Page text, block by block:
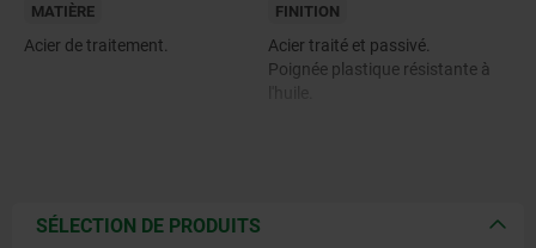
MATIÈRE
Acier de traitement.
FINITION
Acier traité et passivé.
Poignée plastique résistante à
SÉLECTION DE PRODUITS